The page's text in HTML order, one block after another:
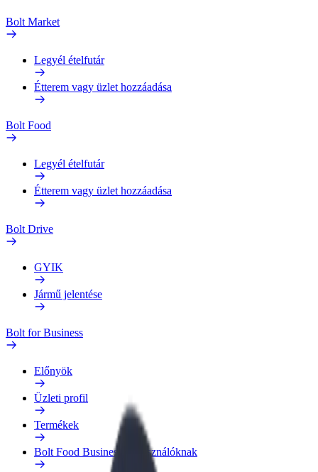
Bolt Market
Legyél ételfutár
Étterem vagy üzlet hozzáadása
Bolt Food
Legyél ételfutár
Étterem vagy üzlet hozzáadása
Bolt Drive
GYIK
Jármű jelentése
Bolt for Business
Előnyök
Üzleti profil
Termékek
Bolt Food Business felhasználóknak